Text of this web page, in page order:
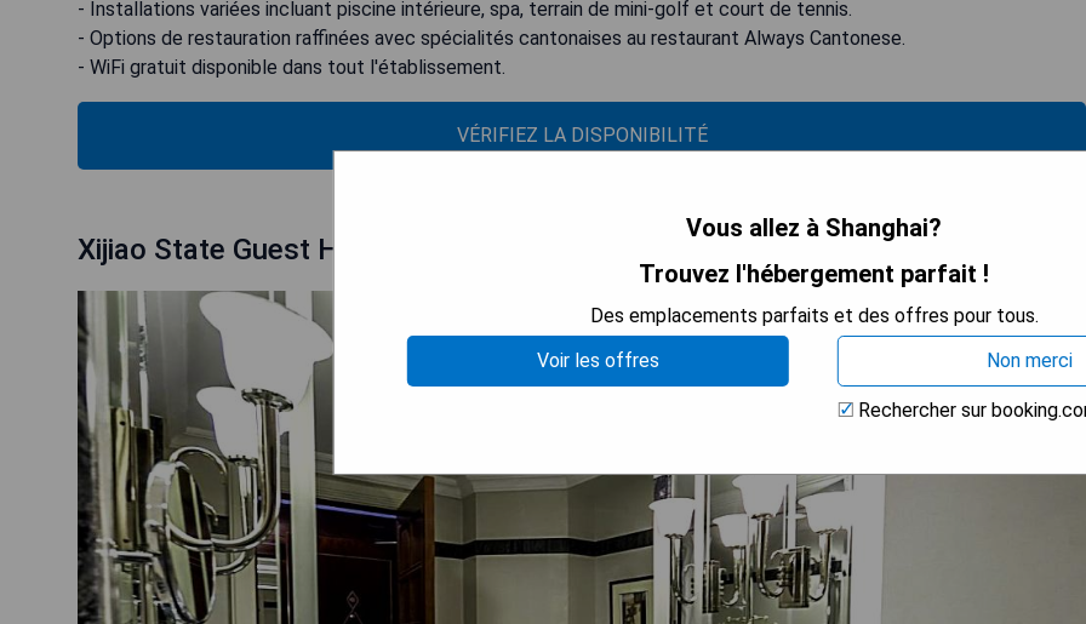
- Installations variées incluant piscine intérieure, spa, terrain de mini-golf et court de tennis.
- Options de restauration raffinées avec spécialités cantonaises au restaurant Always Cantonese.
- WiFi gratuit disponible dans tout l'établissement.
VÉRIFIEZ LA DISPONIBILITÉ
Xijiao State Guest Hotel: Business Queen Room with Garden View
Vous allez à Shanghai?
Trouvez l'hébergement parfait !
Des emplacements parfaits et des offres pour tous.
Voir les offres
Non merci
Rechercher sur